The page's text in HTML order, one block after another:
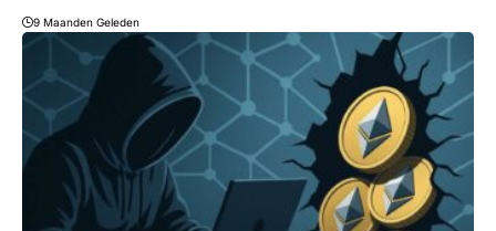
9 Maanden Geleden